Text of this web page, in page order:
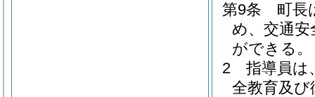
第9条
町長
め、交通安
ができる。
2
指導員は
全教育及